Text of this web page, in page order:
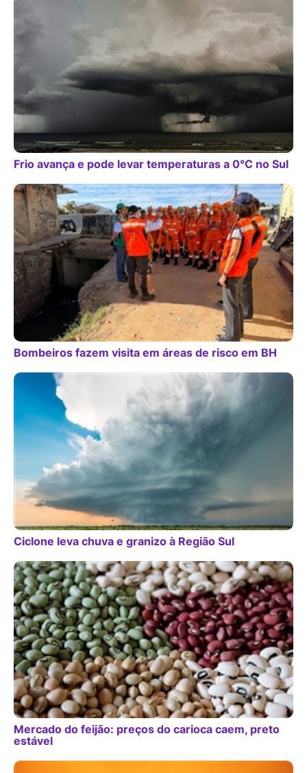
Frio avança e pode levar temperaturas a 0°C no Sul
Bombeiros fazem visita em áreas de risco em BH
Ciclone leva chuva e granizo à Região Sul
Mercado do feijão: preços do carioca caem, preto
estável